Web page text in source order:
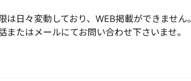
は日々変動しており、WEB掲載ができません。
またはメールにてお問い合わせ下さいませ。